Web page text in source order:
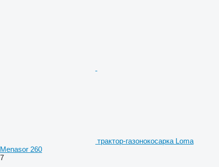
трактор-газонокосарка Loma
Menasor 260
7